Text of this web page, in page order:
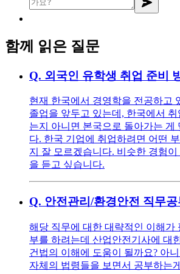
함께 읽은 질문
Q. 외국인 유학생 취업 준비
현재 한국에서 경영학을 전공하고
졸업을 앞두고 있는데, 한국에서
는지 아니면 본국으로 돌아가는 게
다. 한국 기업에 취업하려면 어떤
지 잘 모르겠습니다. 비슷한 경험
을 듣고 싶습니다.
Q. 안전관리/환경안전 직무공
해당 직무에 대한 대략적인 이해가
부를 하려는데 산업안전기사에 대
건법의 이해에 도움이 될까요? 아
자체의 법령들을 보면서 공부하는